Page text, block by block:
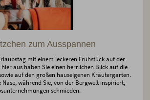
zum Ausspannen
mit einem leckeren Frühstück auf der
aus haben Sie einen herrlichen Blick auf die
auf den großen hauseigenen Kräutergarten.
Nase, während Sie, von der Bergwelt inspiriert,
schmieden.